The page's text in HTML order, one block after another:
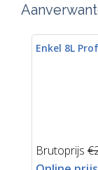
Enkel 8L
Brutoprijs